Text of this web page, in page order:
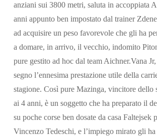
anziani sui 3800 metri, saluta in accoppiata
anni appunto ben impostato dal trainer
ad acquisire un peso favorevole che gli ha
a domare, in arrivo, il vecchio, indomito
pure gestito ad hoc dal team Aichner.Vana Jr,
segno l’ennesima prestazione utile della
stagione. Così pure Mazinga, vincitore dello
ai 4 anni, è un soggetto che ha preparato il
su poche corse ben dosate da casa Faltejsek
Vincenzo Tedeschi, e l’impiego mirato gli